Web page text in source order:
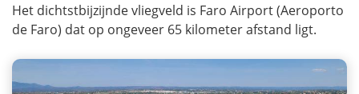
Het dichtstbijzijnde vliegveld is Faro Airport (Aeroporto
de Faro) dat op ongeveer 65 kilometer afstand ligt.